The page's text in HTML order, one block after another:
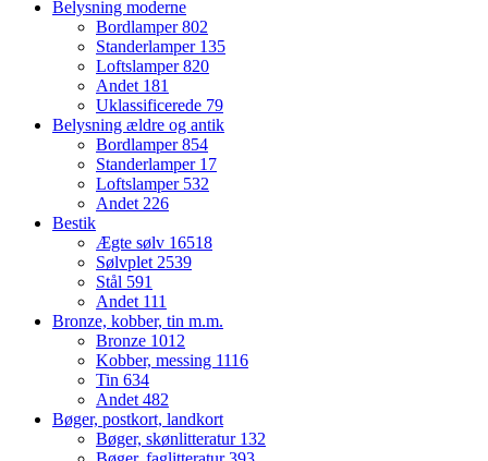
Belysning moderne
Bordlamper802
Standerlamper 135
Loftslamper820
Andet 181
Uklassificerede 79
Belysning ældre og antik
Bordlamper854
Standerlamper 17
Loftslamper 532
Andet 226
Bestik
Ægte sølv 16518
Sølvplet 2539
Stål 591
Andet 111
Bronze, kobber, tin m.m.
Bronze 1012
Kobber, messing 1116
Tin 634
Andet 482
Bøger, postkort, landkort
Bøger, skønlitteratur 132